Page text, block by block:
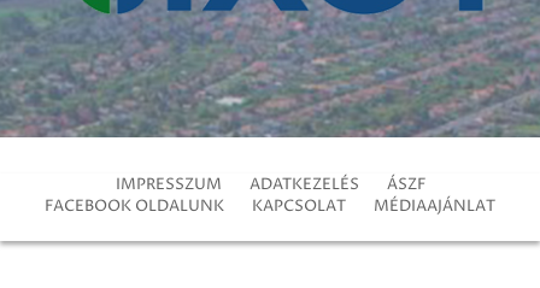
IMPRESSZUM ADATKEZELÉS
ÁSZF
FACEBOOK OLDALUNK
KAPCSOLAT MÉDIAAJÁNLAT